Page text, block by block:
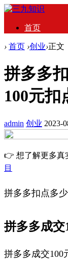
首页
› 首页 ›创业›正文
拼多多
100元扣
admin 创业 2023-
👉 想了解更多真
目
拼多多扣点多少
拼多多成交
拼多多成交100